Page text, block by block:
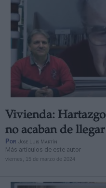
Vivienda:
no acaban de llegar
Por Jose Luis Martín
Más artículos de este autor
viernes, 15 de marzo de 2024